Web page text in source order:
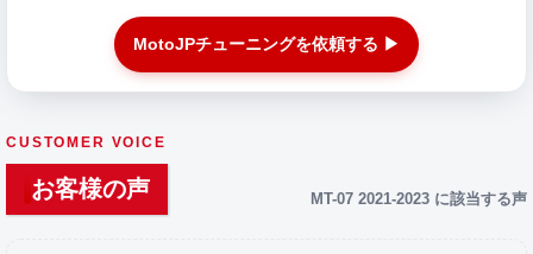
MotoJPチューニングを依頼する ▶
CUSTOMER VOICE
お客様の声 MT-07 2021-2023 に該当する声